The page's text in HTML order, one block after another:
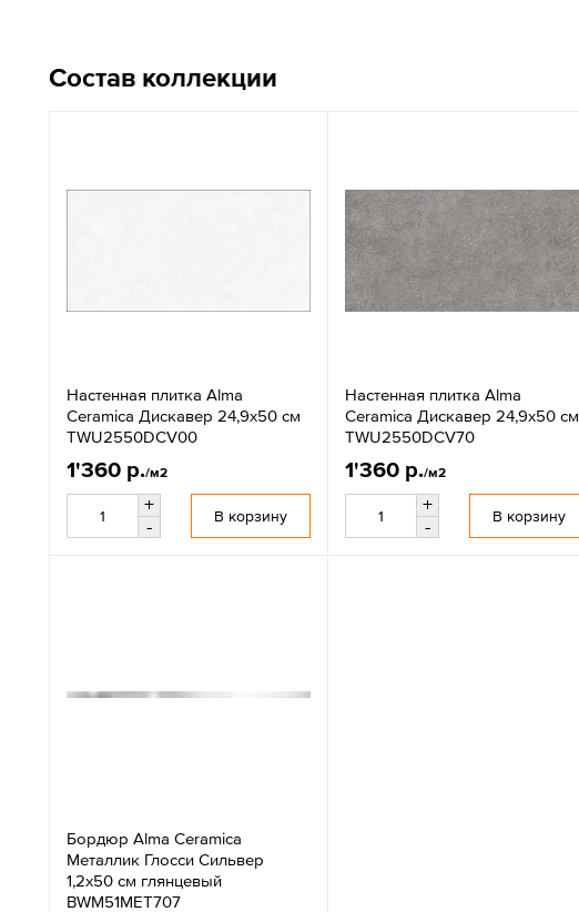
Состав коллекции
Настенная плитка Alma
Ceramica Дискавер 24,9x50 см
TWU2550DCV00
1'360 р./м2
+
-
В корзину
Настенная плитка Alma
Ceramica Дискавер 24,9x50 см
TWU2550DCV70
1'360 р./м2
+
-
В корзину
Бордюр Alma Ceramica
Металлик Глосси Сильвер
1,2x50 см глянцевый
BWM51MET707